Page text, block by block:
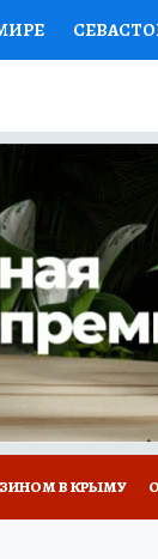
ЖЕНСКИЕ
ДЕФИЦИТ
ПОТРЕБИТЕЛЯ
В КРЫМУ